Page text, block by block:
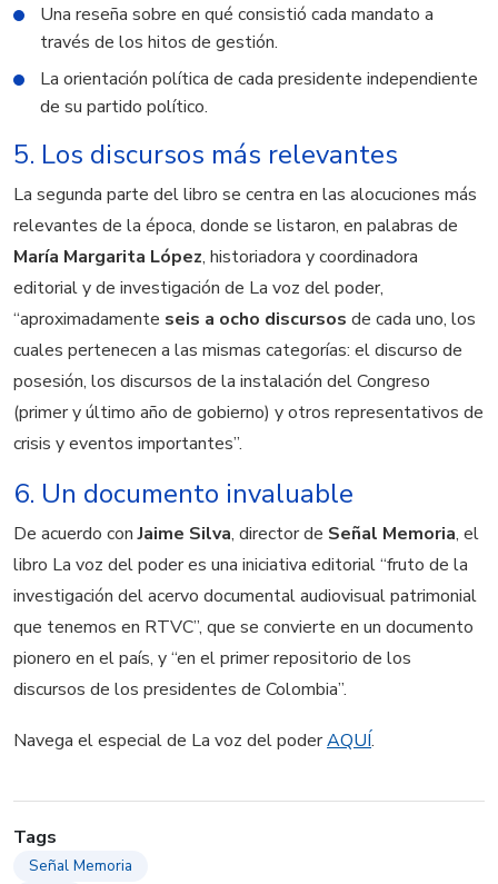
Una reseña sobre en qué consistió cada mandato a
través de los hitos de gestión.
La orientación política de cada presidente independiente
de su partido político.
5. Los discursos más relevantes
La segunda parte del libro se centra en las alocuciones más
relevantes de la época, donde se listaron, en palabras de
María Margarita López, historiadora y coordinadora
editorial y de investigación de La voz del poder,
“aproximadamente seis a ocho discursos de cada uno, los
cuales pertenecen a las mismas categorías: el discurso de
posesión, los discursos de la instalación del Congreso
(primer y último año de gobierno) y otros representativos de
crisis y eventos importantes”.
6. Un documento invaluable
De acuerdo conJaime Silva, director de Señal Memoria, el
libro La voz del poder es una iniciativa editorial “fruto de la
investigación del acervo documental audiovisual patrimonial
que tenemos en RTVC”, que se convierte en un documento
pionero en el país, y “en el primer repositorio de los
discursos de los presidentes de Colombia”.
Navega el especial de La voz del poderAQUÍ.
Tags
Señal Memoria